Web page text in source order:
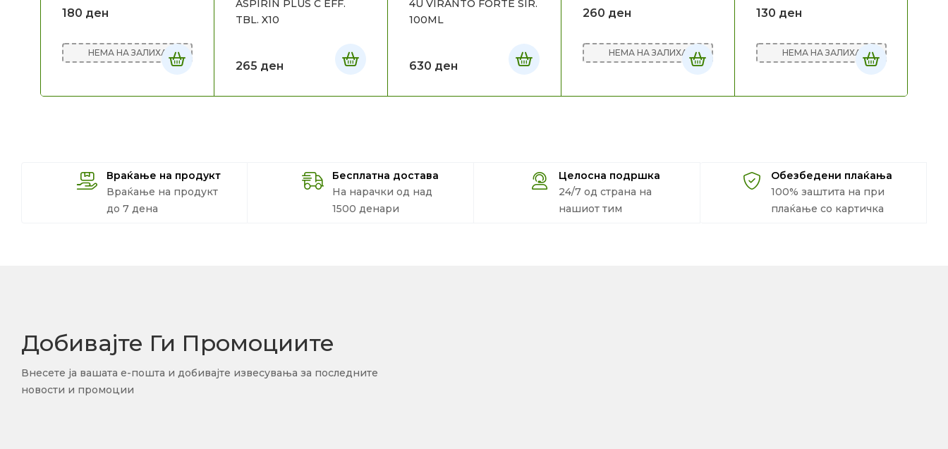
180 ден
НЕМА НА ЗАЛИХА
ASPIRIN PLUS C EFF.
TBL. X10
265 ден
4U VIRANTO FORTE SIR.
100ML
630 ден
260 ден
НЕМА НА ЗАЛИХА
130 ден
НЕМА НА ЗАЛИХА
Враќање на продукт
Враќање на продукт
до 7 дена
Бесплатна достава
На нарачки од над
1500 денари
Целосна подршка
24/7 од страна на
нашиот тим
Обезбедени плаќања
100% заштита на при
плаќање со картичка
Добивајте Ги Промоциите
Внесете ја вашата е-пошта и добивајте извесувања за последните
новости и промоции